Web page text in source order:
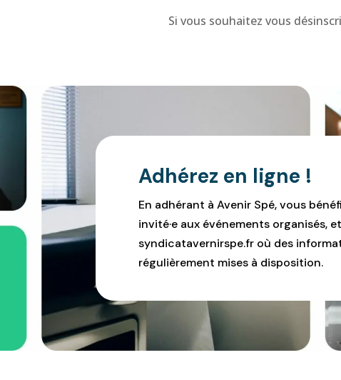
Si vous souhaitez vous
Adhérez en ligne !
En adhérant à Avenir Spé, vous
invité·e aux événements organisés,
syndicatavernirspe.fr où des
régulièrement mises à disposition.